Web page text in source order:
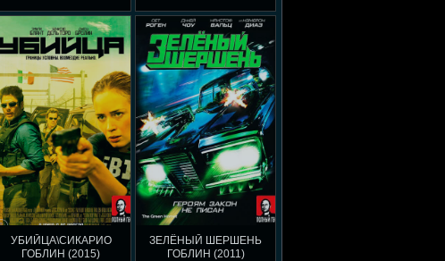
УБИЙЦА\СИКАРИО
ГОБЛИН (2015)
ЗЕЛЁНЫЙ ШЕРШЕНЬ
ГОБЛИН (2011)